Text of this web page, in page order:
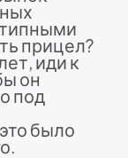
прицел?
иди к
он
под
было